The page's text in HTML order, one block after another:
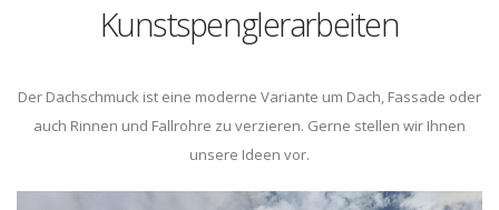
Kunstspenglerarbeiten
Der Dachschmuck ist eine moderne Variante um Dach, Fassade oder
auch Rinnen und Fallrohre zu verzieren. Gerne stellen wir Ihnen
unsere Ideen vor.